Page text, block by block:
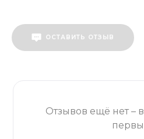
ОСТАВИТЬ ОТЗЫВ
Отзывов ещё нет –